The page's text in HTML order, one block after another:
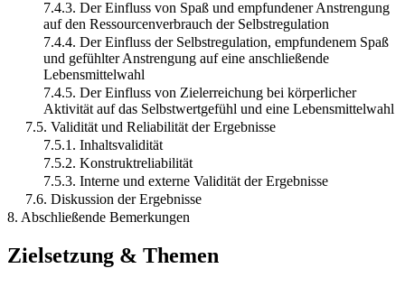
7.4.3. Der Einfluss von Spaß und empfundener Anstrengung
auf den Ressourcenverbrauch der Selbstregulation
7.4.4. Der Einfluss der Selbstregulation, empfundenem Spaß
und gefühlter Anstrengung auf eine anschließende
Lebensmittelwahl
7.4.5. Der Einfluss von Zielerreichung bei körperlicher
Aktivität auf das Selbstwertgefühl und eine Lebensmittelwahl
7.5. Validität und Reliabilität der Ergebnisse
7.5.1. Inhaltsvalidität
7.5.2. Konstruktreliabilität
7.5.3. Interne und externe Validität der Ergebnisse
7.6. Diskussion der Ergebnisse
8. Abschließende Bemerkungen
Zielsetzung & Themen